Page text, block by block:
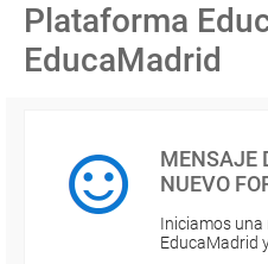
Plataforma
EducaMadrid
MENSAJE
NUEVO
Iniciamos una
EducaMadrid